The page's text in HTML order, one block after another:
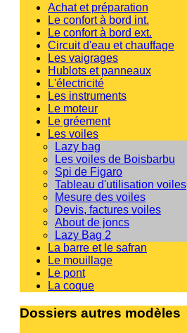
Achat et préparation
Le confort à bord int.
Le confort à bord ext.
Circuit d'eau et chauffage
Les vaigrages
Hublots et panneaux
L'électricité
Les instruments
Le moteur
Le gréement
Les voiles
Lazy bag
Les voiles de Boisbarbu
Spi de Figaro
Tableau d'utilisation voiles
Mesure des voiles
Devis, factures voiles
About de joncs
Lazy Bag 2
La barre et le safran
Le mouillage
Le pont
La coque
Dossiers autres modèles